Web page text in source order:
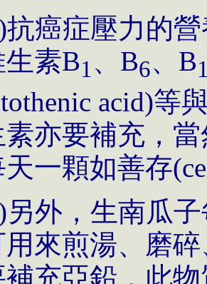
抗癌症壓力的
素B1 、B6、B
acid)等
亦要補充，
一顆如善存
另外，生南瓜
來煎湯、磨
補充亞鉛，此